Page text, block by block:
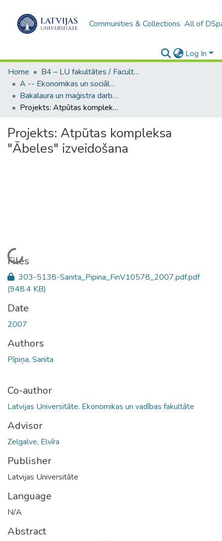
Communities & Collections All of
Log In
Home
B4 – LU fakultātes / Faculties of the UL
A -- Ekonomikas un sociālo zinātņu fakultāte / Faculty of Economics and Social Sciences
Bakalaura un maģistra darbi (ESZF) / Bachelor's and Master's theses
Projekts: Atpūtas kompleksa "Ābeles" izveidošana
Projekts: Atpūtas kompleksa
"Ābeles" izveidošana
Loading...
Files
303-5138-Sanita_Pipina_FinV10578_2007.pdf.pdf
(948.4 KB)
Date
2007
Authors
Pīpiņa, Sanita
Co-author
Latvijas Universitāte. Ekonomikas un vadības fakultāte
Advisor
Zelgalve, Elvīra
Publisher
Latvijas Universitāte
Language
N/A
Abstract